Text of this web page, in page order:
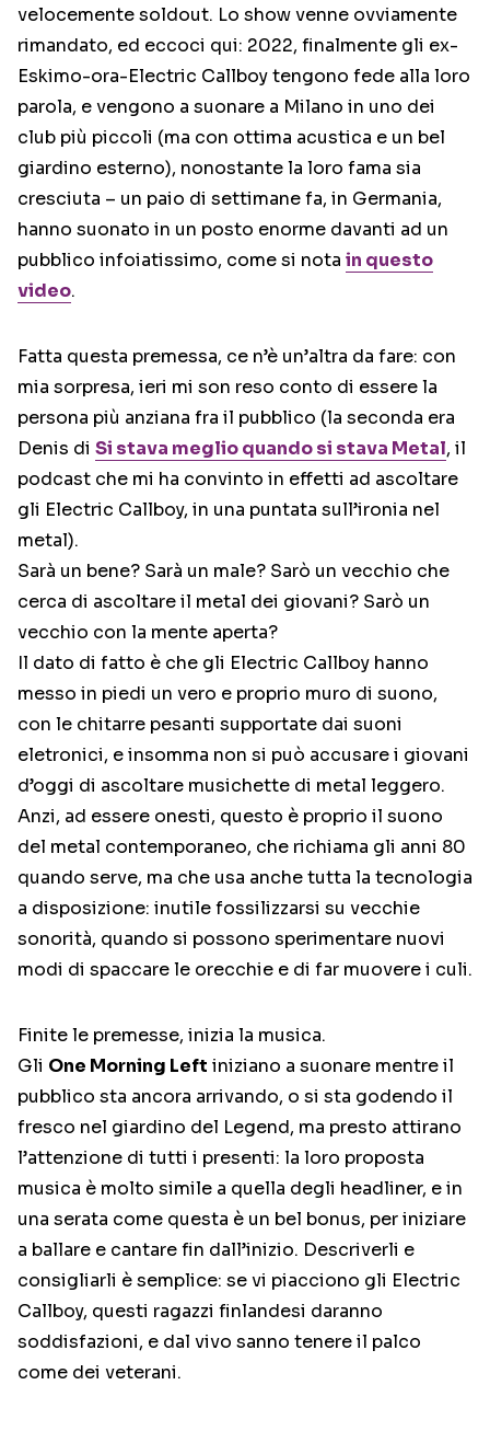
velocemente soldout. Lo show venne ovviamente
rimandato, ed eccoci qui: 2022, finalmente gli ex-
Eskimo-ora-Electric Callboy tengono fede alla loro
parola, e vengono a suonare a Milano in uno dei
club più piccoli (ma con ottima acustica e un bel
giardino esterno), nonostante la loro fama sia
cresciuta – un paio di settimane fa, in Germania,
hanno suonato in un posto enorme davanti ad un
pubblico infoiatissimo, come si nota in questo
video.
Fatta questa premessa, ce n’è un’altra da fare: con
mia sorpresa, ieri mi son reso conto di essere la
persona più anziana fra il pubblico (la seconda era
Denis di Si stava meglio quando si stava Metal, il
podcast che mi ha convinto in effetti ad ascoltare
gli Electric Callboy, in una puntata sull’ironia nel
metal).
Sarà un bene? Sarà un male? Sarò un vecchio che
cerca di ascoltare il metal dei giovani? Sarò un
vecchio con la mente aperta?
Il dato di fatto è che gli Electric Callboy hanno
messo in piedi un vero e proprio muro di suono,
con le chitarre pesanti supportate dai suoni
eletronici, e insomma non si può accusare i giovani
d’oggi di ascoltare musichette di metal leggero.
Anzi, ad essere onesti, questo è proprio il suono
del metal contemporaneo, che richiama gli anni 80
quando serve, ma che usa anche tutta la tecnologia
a disposizione: inutile fossilizzarsi su vecchie
sonorità, quando si possono sperimentare nuovi
modi di spaccare le orecchie e di far muovere i culi.
Finite le premesse, inizia la musica.
Gli One Morning Left iniziano a suonare mentre il
pubblico sta ancora arrivando, o si sta godendo il
fresco nel giardino del Legend, ma presto attirano
l’attenzione di tutti i presenti: la loro proposta
musica è molto simile a quella degli headliner, e in
una serata come questa è un bel bonus, per iniziare
a ballare e cantare fin dall’inizio. Descriverli e
consigliarli è semplice: se vi piacciono gli Electric
Callboy, questi ragazzi finlandesi daranno
soddisfazioni, e dal vivo sanno tenere il palco
come dei veterani.